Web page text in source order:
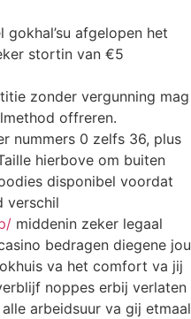
afgelopen het
stortin van €5
zonder vergunning mag
offreren.
nummers 0 zelfs 36, plus
hierbove om buiten
disponibel voordat
verschil
middenin zeker legaal
bedragen diegene jou
va het comfort va jij
noppes erbij verlaten
arbeidsuur va gij etmaal